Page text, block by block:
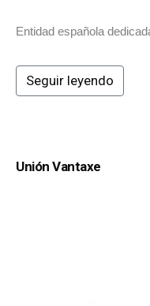
Entidad española
Seguir leyendo
Unión Vantaxe